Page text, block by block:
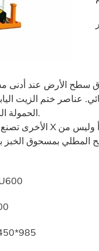
المنخفضة الارتفاع 105 مم
عناصر ختم الزيت
الحمولة الزائدة ، أنابيب الزيت ذات العلامات التجارية الدولية.
المطلي بمسحوق الخبز